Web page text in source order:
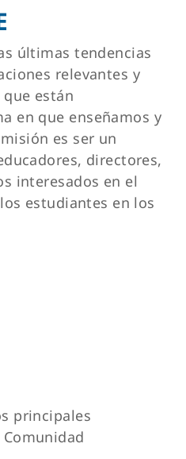
últimas tendencias
relevantes y
están
en que enseñamos y
es ser un
directores,
interesados en el
estudiantes en los
principales